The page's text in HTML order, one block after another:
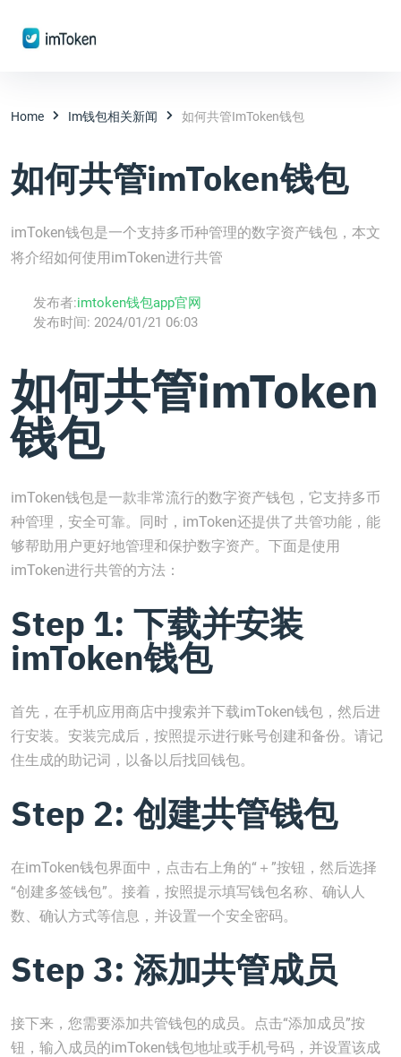
Home Im钱包相关新闻 如何共管imToken钱包
如何共管imToken钱包
imToken钱包是一个支持多币种管理的数字资产钱包，本文
将介绍如何使用imToken进行共管
发布者:imtoken钱包app官网
发布时间: 2024/01/21 06:03
如何共管imToken
钱包
imToken钱包是一款非常流行的数字资产钱包，它支持多币
种管理，安全可靠。同时，imToken还提供了共管功能，能
够帮助用户更好地管理和保护数字资产。下面是使用
imToken进行共管的方法：
Step 1: 下载并安装
imToken钱包
首先，在手机应用商店中搜索并下载imToken钱包，然后进
行安装。安装完成后，按照提示进行账号创建和备份。请记
住生成的助记词，以备以后找回钱包。
Step 2: 创建共管钱包
在imToken钱包界面中，点击右上角的“＋”按钮，然后选择
“创建多签钱包”。接着，按照提示填写钱包名称、确认人
数、确认方式等信息，并设置一个安全密码。
Step 3: 添加共管成员
接下来，您需要添加共管钱包的成员。点击“添加成员”按
钮，输入成员的imToken钱包地址或手机号码，并设置该成